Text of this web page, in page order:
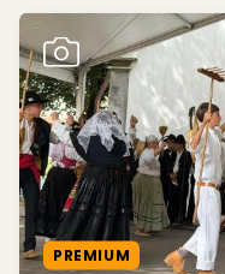
PREMIUM